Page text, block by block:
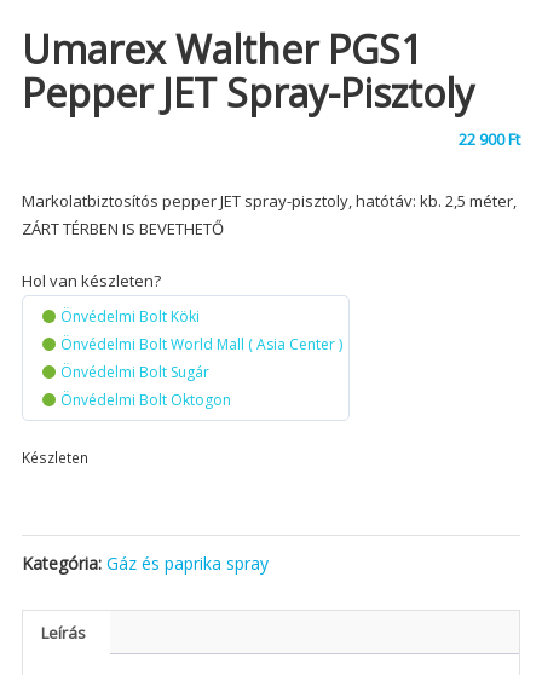
Umarex Walther PGS1
Pepper JET Spray-Pisztoly
22 900Ft
Markolatbiztosítós pepper JET spray-pisztoly, hatótáv: kb. 2,5 méter,
ZÁRT TÉRBEN IS BEVETHETŐ
Hol van készleten?
Önvédelmi Bolt Köki
Önvédelmi Bolt World Mall ( Asia Center )
Önvédelmi Bolt Sugár
Önvédelmi Bolt Oktogon
Készleten
Kategória: Gáz és paprika spray
Leírás